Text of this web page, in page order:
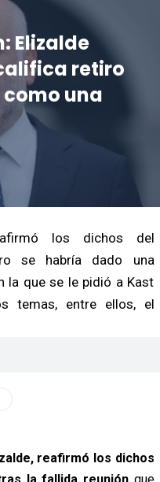
Elizalde
retiro
una
los dichos del
se habría dado una
la que se le pidió a Kast
temas, entre ellos, el
reafirmó los dichos
la fallida reunión que